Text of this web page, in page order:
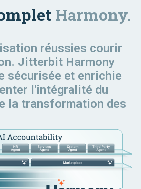
Harmony.
réussies courir
Jitterbit Harmony
sécurisée et enrichie
l'intégralité du
la transformation des